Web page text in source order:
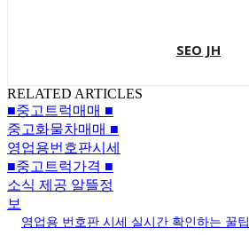
SEO JH
RELATED ARTICLES
■중고트럭매매 ■
중고화물차매매 ■
영업용번호판시세
■중고트럭가격 ■
소식 제공 알뜰정
보
영업용 번호판 시세 실시간 확인하는 꿀팁